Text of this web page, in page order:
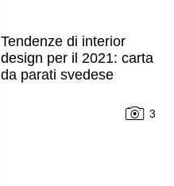
Tendenze di interior
design per il 2021: carta
da parati svedese
3